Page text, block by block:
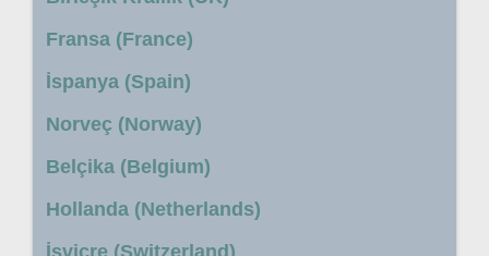
Fransa (France)
İspanya (Spain)
Norveç (Norway)
Belçika (Belgium)
Hollanda (Netherlands)